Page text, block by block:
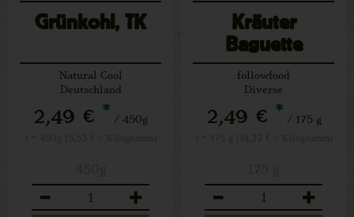
Grünkohl, TK
Natural Cool
Deutschland
2,49 € * / 450g
Kräuter
Baguette
followfood
Diverse
2,49 € * / 175 g